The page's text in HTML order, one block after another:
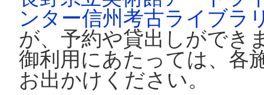
ンター信州考古ライブラ
が、予約や貸出しができ
御利用にあたっては、各
お出かけください。